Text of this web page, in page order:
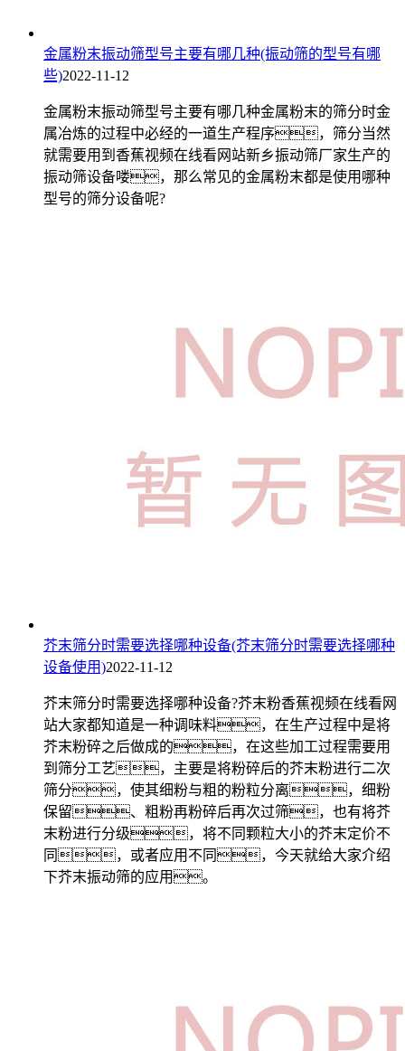
金属粉末振动筛型号主要有哪几种(振动筛的型号有哪
些)2022-11-12
金属粉末振动筛型号主要有哪几种金属粉末的筛分时金
属冶炼的过程中必经的一道生产程序，筛分当然
就需要用到香蕉视频在线看网站新乡振动筛厂家生产的
振动筛设备喽，那么常见的金属粉末都是使用哪种
型号的筛分设备呢?
芥末筛分时需要选择哪种设备(芥末筛分时需要选择哪种
设备使用)2022-11-12
芥末筛分时需要选择哪种设备?芥末粉香蕉视频在线看网
站大家都知道是一种调味料，在生产过程中是将
芥末粉碎之后做成的，在这些加工过程需要用
到筛分工艺，主要是将粉碎后的芥末粉进行二次
筛分，使其细粉与粗的粉粒分离，细粉
保留、粗粉再粉碎后再次过筛，也有将芥
末粉进行分级，将不同颗粒大小的芥末定价不
同，或者应用不同，今天就给大家介绍
下芥末振动筛的应用。